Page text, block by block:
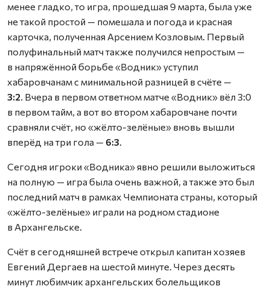
менее гладко, то игра, прошедшая 9 марта, была уже
не такой простой — помешала и погода и красная
карточка, полученная Арсением Козловым. Первый
полуфинальный матч также получился непростым —
в напряжённой борьбе «Водник» уступил
хабаровчанам с минимальной разницей в счёте —
3:2. Вчера в первом ответном матче «Водник» вёл 3:0
в первом тайм, а вот во втором хабаровчане почти
сравняли счёт, но «жёлто-зелёные» вновь вышли
вперёд на три гола — 6:3.
Сегодня игроки «Водника» явно решили выложиться
на полную — игра была очень важной, а также это был
последний матч в рамках Чемпионата страны, который
«жёлто-зелёные» играли на родном стадионе
в Архангельске.
Счёт в сегодняшней встрече открыл капитан хозяев
Евгений Дергаев на шестой минуте. Через десять
минут любимчик архангельских болельщиков